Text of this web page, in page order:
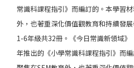
常識科課程指引》而編訂的。本學習
外，也著重深化價值觀教育和持續發
1-6年級共32冊。《今日常識新領域
年推出的《小學常識科課程指引》而